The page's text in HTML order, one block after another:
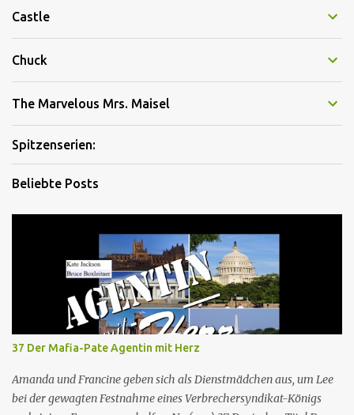
Castle
Chuck
The Marvelous Mrs. Maisel
Spitzenserien:
Beliebte Posts
37 Der Mafia-Pate Agentin mit Herz
Amanda und Francine geben sich als Dienstmädchen aus, um Lee
bei der gewagten Festnahme eines Verbrechersyndikat-Königs